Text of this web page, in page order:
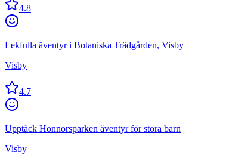
4.8
Lekfulla äventyr i Botaniska Trädgården, Visby
Visby
4.7
Upptäck Honnorsparken äventyr för stora barn
Visby